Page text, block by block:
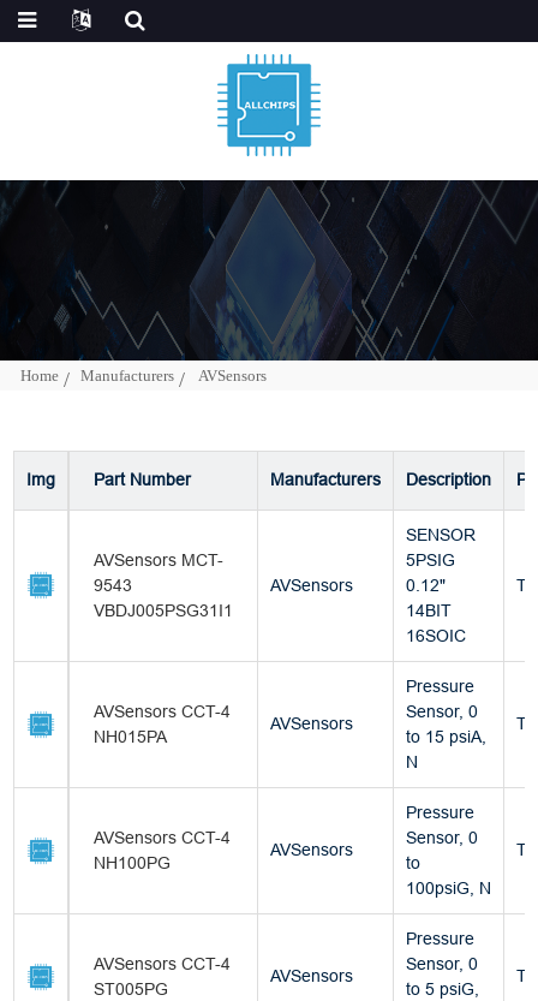
Home Manufacturers AVSensors
Img Part Number Manufacturers Description
AVSensors MCT-
9543
VBDJ005PSG31I1
AVSensors
SENSOR
5PSIG
0.12"
14BIT
16SOIC
AVSensors CCT-4
NH015PA
AVSensors
Pressure
Sensor, 0
to 15 psiA,
N
AVSensors CCT-4
NH100PG
AVSensors
Pressure
Sensor, 0
to
100psiG, N
AVSensors CCT-4
ST005PG
AVSensors
Pressure
Sensor, 0
to 5 psiG,